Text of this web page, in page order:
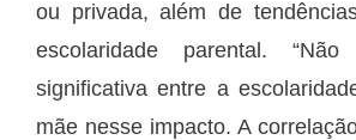
ou privada, além de
escolaridade parental.
significativa entre a
mãe nesse impacto. A